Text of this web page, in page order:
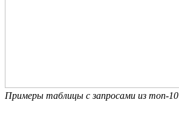
Примеры таблицы с запросами из топ-10